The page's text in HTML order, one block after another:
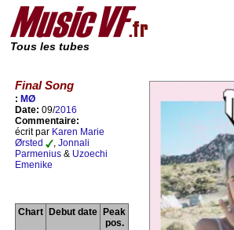
Tous les tubes
Final Song
: MØ
Date: 09/2016
Commentaire:
écrit par Karen Marie
Ørsted
, Jonnali
Parmenius & Uzoechi
Emenike
Chart Debut date
Peak
pos.